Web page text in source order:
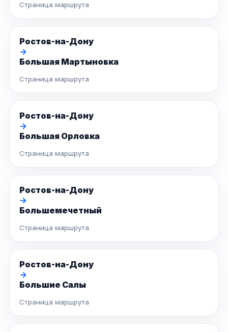
Страница маршрута
Ростов-на-Дону
→
Большая Мартыновка
Страница маршрута
Ростов-на-Дону
→
Большая Орловка
Страница маршрута
Ростов-на-Дону
→
Большемечетный
Страница маршрута
Ростов-на-Дону
→
Большие Салы
Страница маршрута